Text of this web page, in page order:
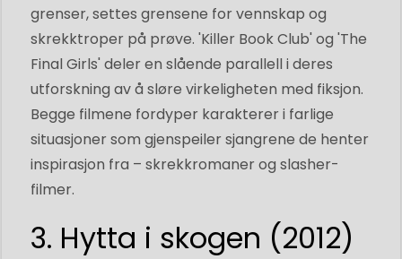
grenser, settes grensene for vennskap og
skrekktroper på prøve. 'Killer Book Club' og 'The
Final Girls' deler en slående parallell i deres
utforskning av å sløre virkeligheten med fiksjon.
Begge filmene fordyper karakterer i farlige
situasjoner som gjenspeiler sjangrene de henter
inspirasjon fra – skrekkromaner og slasher-
filmer.
3. Hytta i skogen (2012)